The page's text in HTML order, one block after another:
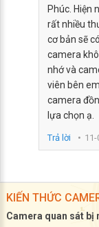
Phúc. Hiện
rất nhiều
cơ bản sẽ
camera
nhớ và
viên bên
camera
lựa chọn ạ.
Trả lời
KIẾN THỨC
Camera quan sát bị